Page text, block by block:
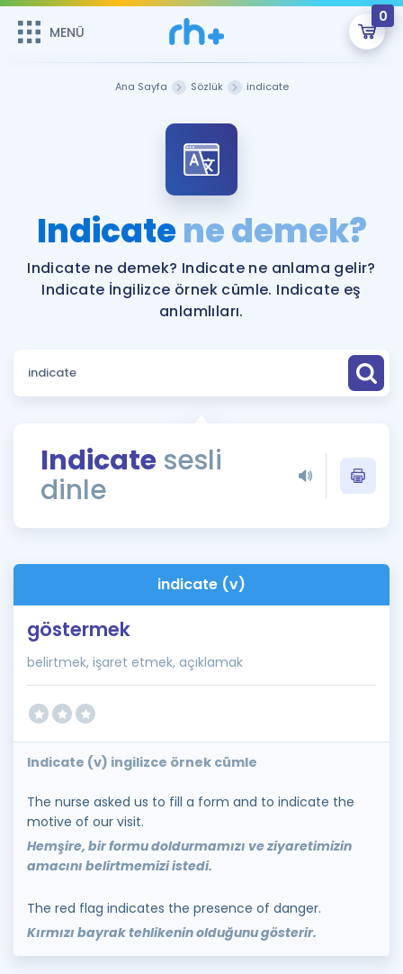
MENÜ
0
ÜYE DEĞİLİM
Sepetin Şu An Boş.
Remzi Hoca ile seni sınava hazırlayacak onlarca eğitim seni
bekliyor!
MENÜ
Faydalı Araçlar
Sözlük
Rehberlik Aracı
ÖSYM Sınav Takvimi
İngilizce Gramer
Hakkımızda
Ana Sayfa Sözlük indicate
Indicatene demek?
Indicate ne demek? Indicate ne anlama gelir?
Indicate İngilizce örnek cümle. Indicate eş
anlamlıları.
Indicate sesli
dinle
indicate (v)
göstermek
belirtmek, işaret etmek, açıklamak
Indicate (v) ingilizce örnek cümle
The nurse asked us to fill a form and to indicate the
motive of our visit.
Hemşire, bir formu doldurmamızı ve ziyaretimizin
amacını belirtmemizi istedi.
The red flag indicates the presence of danger.
Kırmızı bayrak tehlikenin olduğunu gösterir.